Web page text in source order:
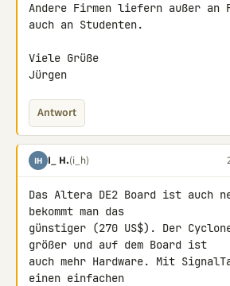
Andere Firmen liefern außer an
auch an Studenten.
Viele Grüße
Jürgen
Antwort
IH I_ H.(i_h)
Das Altera DE2 Board ist auch
bekommt man das
günstiger (270 US$). Der
größer und auf dem Board ist
auch mehr Hardware. Mit
einen einfachen